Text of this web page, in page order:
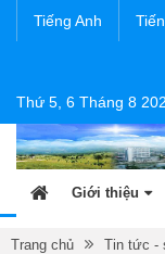
Tiếng Anh
Thứ 5, 6 Tháng 8
Giới thiệu
Tin tức - sự kiện
Trang chủ Tin tức -